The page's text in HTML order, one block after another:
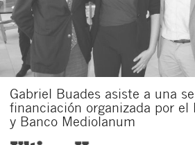
Gabriel Buades asiste a una
financiación organizada por el
y Banco Mediolanum